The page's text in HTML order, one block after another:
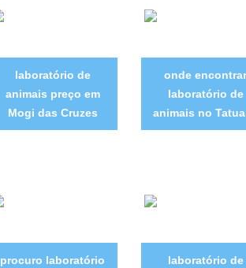
laboratório de
animais preço em
Mogi das Cruzes
onde encontrar
laboratório de
animais no
procuro laboratório
laboratório de